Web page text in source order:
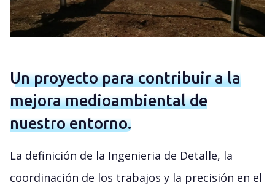
Un proyecto para contribuir a la
mejora medioambiental de
nuestro entorno.
La definición de la Ingenieria de Detalle, la
coordinación de los trabajos y la precisión en el